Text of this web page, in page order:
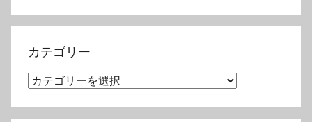
カ
イ
カテゴリー
カ
ゴ